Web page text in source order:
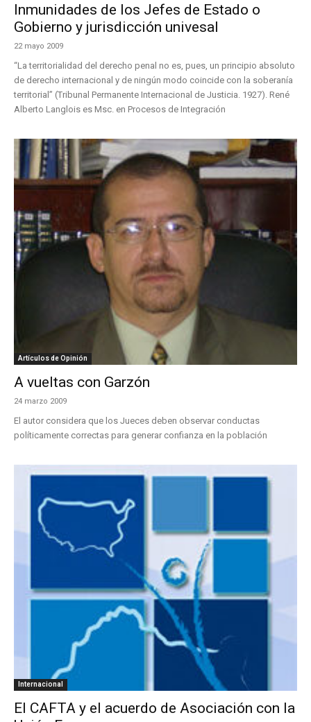
Inmunidades de los Jefes de Estado o
Gobierno y jurisdicción univesal
22 mayo 2009
“La territorialidad del derecho penal no es, pues, un principio absoluto
de derecho internacional y de ningún modo coincide con la soberanía
territorial” (Tribunal Permanente Internacional de Justicia. 1927). René
Alberto Langlois es Msc. en Procesos de Integración
Artículos de Opinión
A vueltas con Garzón
24 marzo 2009
El autor considera que los Jueces deben observar conductas
políticamente correctas para generar confianza en la población
Internacional
El CAFTA y el acuerdo de Asociación con la